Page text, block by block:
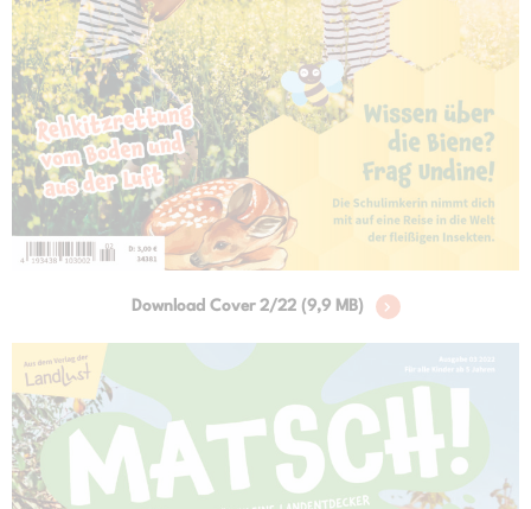
Download Cover 2/22 (9,9 MB)